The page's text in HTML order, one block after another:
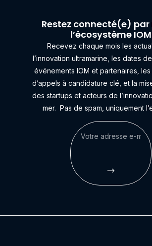
Restez connecté(e)
l’écosystème IOM
Recevez chaque mois les
l’innovation ultramarine, les dates
événements IOM et partenaires,
d’appels à candidature clé, et la
des startups et acteurs de
mer. Pas de spam, uniquement